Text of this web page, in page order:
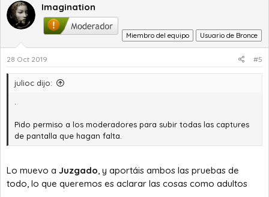
Imagination
Miembro del equipo Usuario de Bronce
28 Oct 2019 #5
julioc dijo:
Pido permiso a los moderadores para subir todas las captures
de pantalla que hagan falta.
Lo muevo a Juzgado , y aportáis ambos las pruebas de
todo, lo que queremos es aclarar las cosas como adultos